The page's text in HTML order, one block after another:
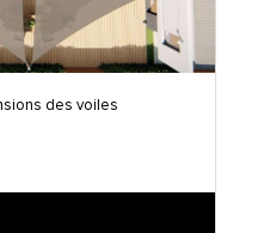
des voiles